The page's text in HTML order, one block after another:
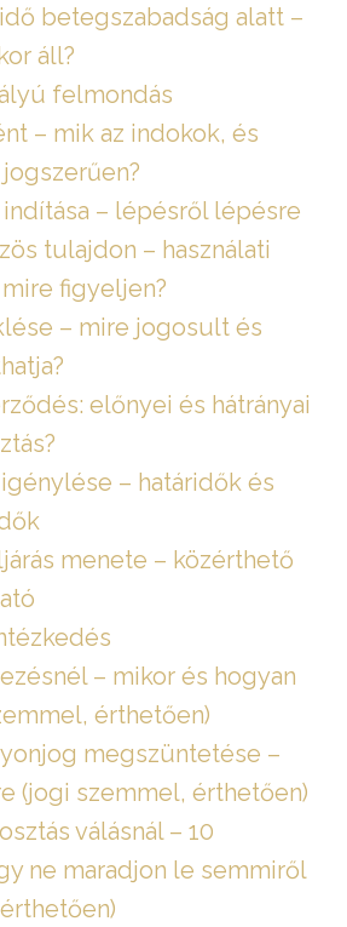
betegszabadság alatt –
áll?
felmondás
– mik az indokok, és
– lépésről lépésre
tulajdon – használati
figyeljen?
– mire jogosult és
előnyei és hátrányai
– határidők és
menete – közérthető
– mikor és hogyan
érthetően)
megszüntetése –
(jogi szemmel, érthetően)
válásnál – 10
ne maradjon le semmiről